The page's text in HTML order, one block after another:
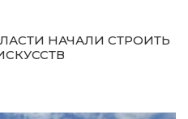
НАЧАЛИ СТРОИТЬ